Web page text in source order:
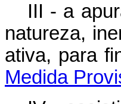
III - a
natureza,
ativa, para
Medida